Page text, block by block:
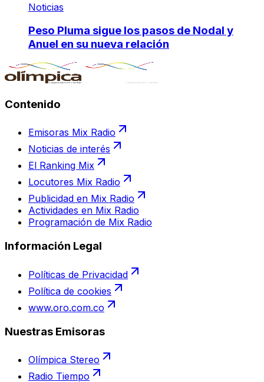
Noticias
Peso Pluma sigue los pasos de Nodal y
Anuel en su nueva relación
Contenido
Emisoras Mix Radio
Noticias de interés
El Ranking Mix
Locutores Mix Radio
Publicidad en Mix Radio
Actividades en Mix Radio
Programación de Mix Radio
Información Legal
Políticas de Privacidad
Política de cookies
www.oro.com.co
Nuestras Emisoras
Olímpica Stereo
Radio Tiempo